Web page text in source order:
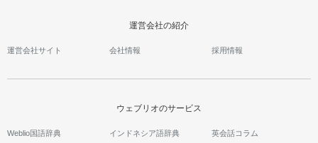
運営会社の紹介
運営会社サイト 会社情報 採用情報
ウェブリオのサービス
Weblio国語辞典 インドネシア語辞典 英会話コラム